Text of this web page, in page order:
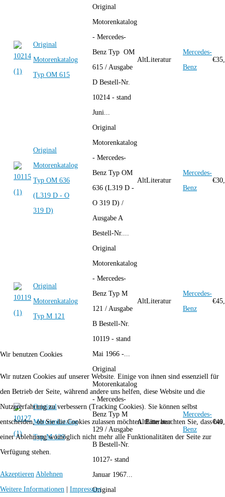
Original
Motorenkatalog
Typ OM 615
Original
Motorenkatalog
- Mercedes-
Benz Typ OM
615 / Ausgabe
D Bestell-Nr.
10214 - stand
Juni...
AltLiteratur
Mercedes-
Benz
€
Original
Motorenkatalog
Typ OM 636
(L319 D - O
319 D)
Original
Motorenkatalog
- Mercedes-
Benz Typ OM
636 (L319 D -
O 319 D) /
Ausgabe A
Bestell-Nr....
AltLiteratur
Mercedes-
Benz
€
Original
Motorenkatalog
Typ M 121
Original
Motorenkatalog
- Mercedes-
Benz Typ M
121 / Ausgabe
B Bestell-Nr.
10119 - stand
Mai 1966 -...
AltLiteratur
Mercedes-
Benz
€
Original
Motorenkatalog
Typ M 129
Original
Motorenkatalog
- Mercedes-
Benz Typ M
129 / Ausgabe
B Bestell-Nr.
10127- stand
Januar 1967...
AltLiteratur
Mercedes-
Benz
€
Original
Wir benutzen Cookies
Wir nutzen Cookies auf unserer Website. Einige von ihnen sind essenziell für
den Betrieb der Seite, während andere uns helfen, diese Website und die
Nutzererfahrung zu verbessern (Tracking Cookies). Sie können selbst
entscheiden, ob Sie die Cookies zulassen möchten. Bitte beachten Sie, dass bei
einer Ablehnung womöglich nicht mehr alle Funktionalitäten der Seite zur
Verfügung stehen.
Akzeptieren Ablehnen
Weitere Informationen
Impressum